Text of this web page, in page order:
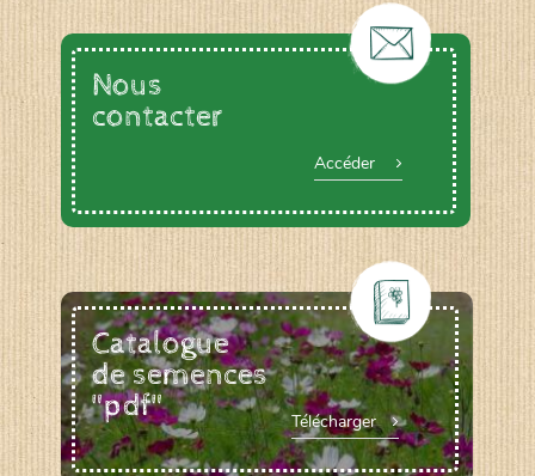
Nous
contacter
Accéder
Catalogue
de semences
"pdf"
Télécharger